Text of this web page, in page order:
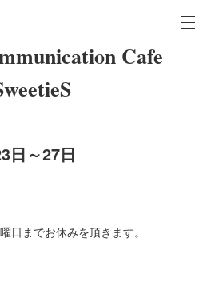
Cafe
日～27日
日までお休みを頂きます。